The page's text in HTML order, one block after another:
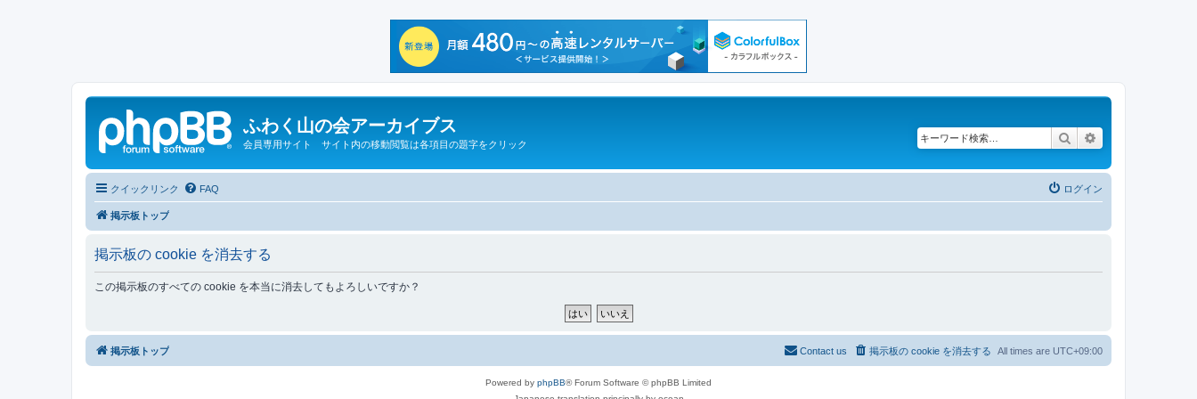
ふわく山の会アーカイブス
会員専用サイト サイト内の移動閲覧は各項目の題字をクリック 検索
クイックリンク FAQ ログイン
掲示板トップ
掲示板の cookie を消去する
この掲示板のすべての cookie を本当に消去してもよろしいですか？
掲示板トップ All times are UTC+09:00
掲示板の cookie を消去する
Contact us
Powered by phpBB® Forum Software © phpBB Limited